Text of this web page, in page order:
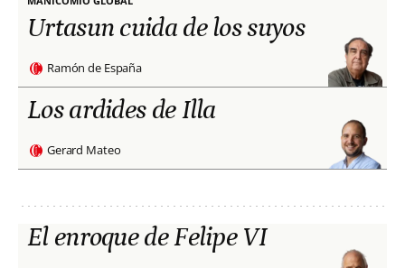
Urtasun cuida de los suyos
Ramón de España
Los ardides de Illa
Gerard Mateo
El enroque de Felipe VI